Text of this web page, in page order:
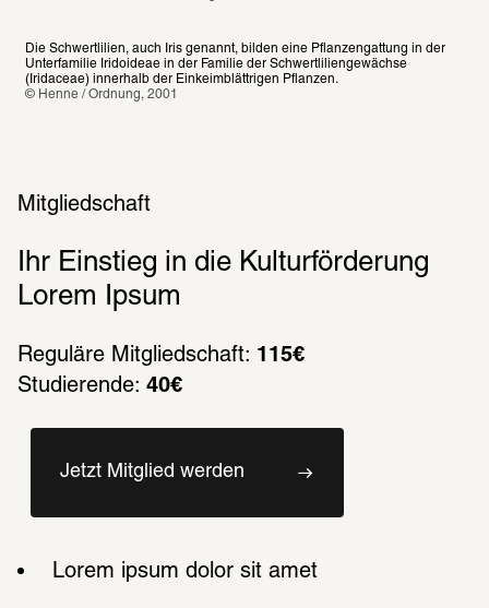
Die Schwertlilien, auch Iris genannt, bilden eine Pflanzengattung in der
Unterfamilie Iridoideae in der Familie der Schwertliliengewächse
(Iridaceae) innerhalb der Einkeimblättrigen Pflanzen.
© Henne / Ordnung, 2001
Mitgliedschaft
Ihr Einstieg in die Kulturförderung
Lorem Ipsum
Reguläre Mitgliedschaft: 115€
Studierende: 40€
Jetzt Mitglied werden
Lorem ipsum dolor sit amet